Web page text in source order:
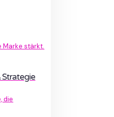
Marke stärkt.
Strategie
die